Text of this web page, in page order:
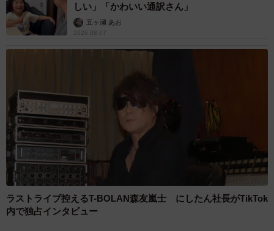
しい」「かわいい通訳さん」
五ヶ瀬 あお
2026.08.07
ラストライブ控えるT-BOLAN森友嵐士 にしたん社長がTikTok
内で独占インタビュー